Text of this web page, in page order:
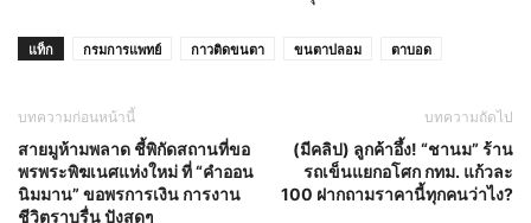
แท็ก กรมการแพทย์ กาวติดขนตา ขนตาปลอม ตาบอด
บทความก่อนหน้านี้
สายมูห้ามพลาด ชี้พิกัดสถานที่ขอ
พรพระพิฆเนศแห่งใหม่ ที่ “คำออน
นิมมาน” ขอพรการเงิน การงาน
ชีวิตราบรื่น ปังสุดๆ
บทความถัดไป
(มีคลิป) ลูกค้าอึ้ง! “ชานม” ร้าน
รถเข็นแยกอโศก กทม. แก้วละ
100 ฝากถามราคานี้ทุกคนว่าไง?